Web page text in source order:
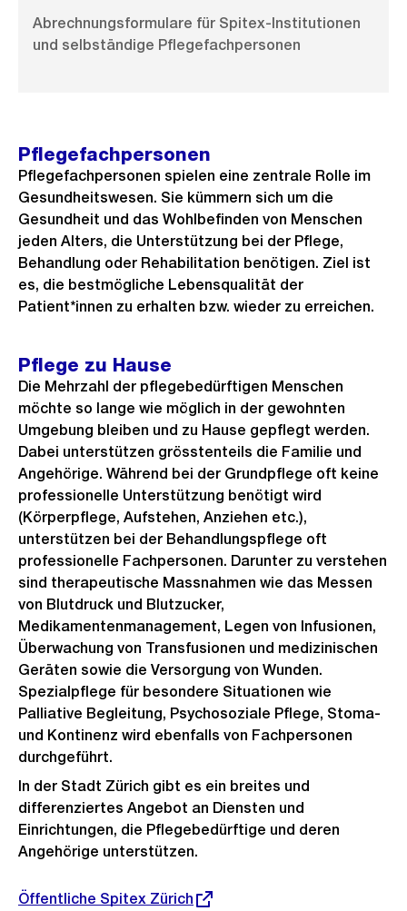
Abrechnungsformulare für Spitex-Institutionen
und selbständige Pflegefachpersonen
Pflegefachpersonen
Pflegefachpersonen spielen eine zentrale Rolle im
Gesundheitswesen. Sie kümmern sich um die
Gesundheit und das Wohlbefinden von Menschen
jeden Alters, die Unterstützung bei der Pflege,
Behandlung oder Rehabilitation benötigen. Ziel ist
es, die bestmögliche Lebensqualität der
Patient*innen zu erhalten bzw. wieder zu erreichen.
Pflege zu Hause
Die Mehrzahl der pflegebedürftigen Menschen
möchte so lange wie möglich in der gewohnten
Umgebung bleiben und zu Hause gepflegt werden.
Dabei unterstützen grösstenteils die Familie und
Angehörige. Während bei der Grundpflege oft keine
professionelle Unterstützung benötigt wird
(Körperpflege, Aufstehen, Anziehen etc.),
unterstützen bei der Behandlungspflege oft
professionelle Fachpersonen. Darunter zu verstehen
sind therapeutische Massnahmen wie das Messen
von Blutdruck und Blutzucker,
Medikamentenmanagement, Legen von Infusionen,
Überwachung von Transfusionen und medizinischen
Geräten sowie die Versorgung von Wunden.
Spezialpflege für besondere Situationen wie
Palliative Begleitung, Psychosoziale Pflege, Stoma-
und Kontinenz wird ebenfalls von Fachpersonen
durchgeführt.
In der Stadt Zürich gibt es ein breites und
differenziertes Angebot an Diensten und
Einrichtungen, die Pflegebedürftige und deren
Angehörige unterstützen.
Externer
Öffentliche Spitex Zürich